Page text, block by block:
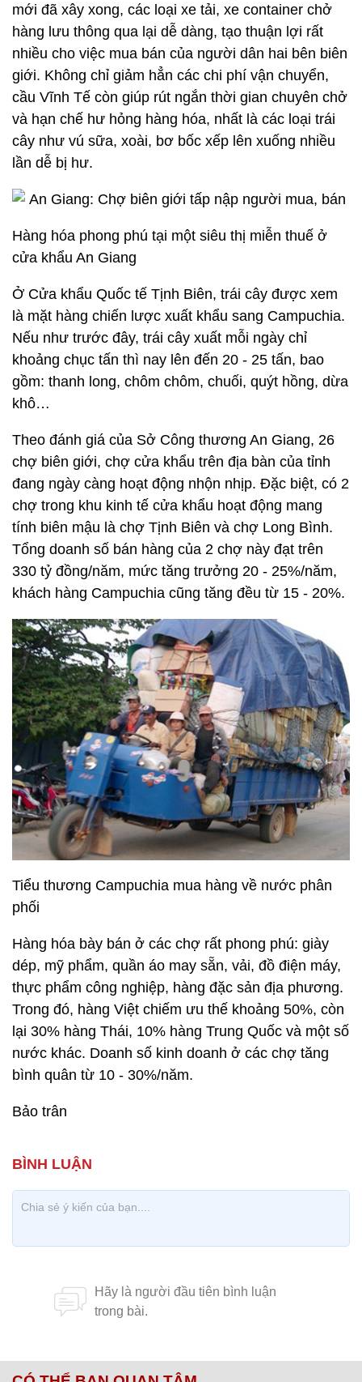
mới đã xây xong, các loại xe tải, xe container chở
hàng lưu thông qua lại dễ dàng, tạo thuận lợi rất
nhiều cho việc mua bán của người dân hai bên biên
giới. Không chỉ giảm hẳn các chi phí vận chuyển,
cầu Vĩnh Tế còn giúp rút ngắn thời gian chuyên chở
và hạn chế hư hỏng hàng hóa, nhất là các loại trái
cây như vú sữa, xoài, bơ bốc xếp lên xuống nhiều
lần dễ bị hư.
Hàng hóa phong phú tại một siêu thị miễn thuế ở
cửa khẩu An Giang
Ở Cửa khẩu Quốc tế Tịnh Biên, trái cây được xem
là mặt hàng chiến lược xuất khẩu sang Campuchia.
Nếu như trước đây, trái cây xuất mỗi ngày chỉ
khoảng chục tấn thì nay lên đến 20 - 25 tấn, bao
gồm: thanh long, chôm chôm, chuối, quýt hồng, dừa
khô…
Theo đánh giá của Sở Công thương An Giang, 26
chợ biên giới, chợ cửa khẩu trên địa bàn của tỉnh
đang ngày càng hoạt động nhộn nhịp. Đặc biệt, có 2
chợ trong khu kinh tế cửa khẩu hoạt động mang
tính biên mậu là chợ Tịnh Biên và chợ Long Bình.
Tổng doanh số bán hàng của 2 chợ này đạt trên
330 tỷ đồng/năm, mức tăng trưởng 20 - 25%/năm,
khách hàng Campuchia cũng tăng đều từ 15 - 20%.
Tiểu thương Campuchia mua hàng về nước phân
phối
Hàng hóa bày bán ở các chợ rất phong phú: giày
dép, mỹ phẩm, quần áo may sẵn, vải, đồ điện máy,
thực phẩm công nghiệp, hàng đặc sản địa phương.
Trong đó, hàng Việt chiếm ưu thế khoảng 50%, còn
lại 30% hàng Thái, 10% hàng Trung Quốc và một số
nước khác. Doanh số kinh doanh ở các chợ tăng
bình quân từ 10 - 30%/năm.
Bảo trân